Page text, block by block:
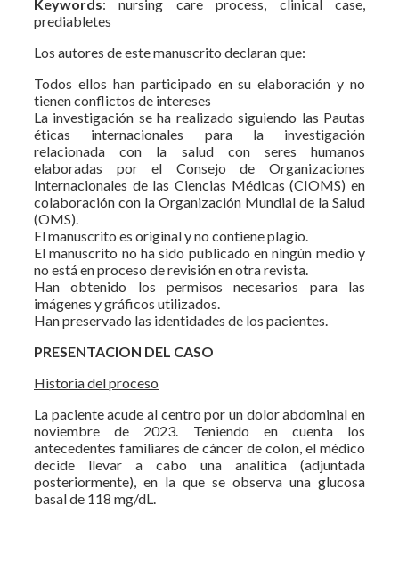
Keywords: nursing care process, clinical case,
prediabletes
Los autores de este manuscrito declaran que:
Todos ellos han participado en su elaboración y no
tienen conflictos de intereses
La investigación se ha realizado siguiendo las Pautas
éticas internacionales para la investigación
relacionada con la salud con seres humanos
elaboradas por el Consejo de Organizaciones
Internacionales de las Ciencias Médicas (CIOMS) en
colaboración con la Organización Mundial de la Salud
(OMS).
El manuscrito es original y no contiene plagio.
El manuscrito no ha sido publicado en ningún medio y
no está en proceso de revisión en otra revista.
Han obtenido los permisos necesarios para las
imágenes y gráficos utilizados.
Han preservado las identidades de los pacientes.
PRESENTACION DEL CASO
Historia del proceso
La paciente acude al centro por un dolor abdominal en
noviembre de 2023. Teniendo en cuenta los
antecedentes familiares de cáncer de colon, el médico
decide llevar a cabo una analítica (adjuntada
posteriormente), en la que se observa una glucosa
basal de 118 mg/dL.